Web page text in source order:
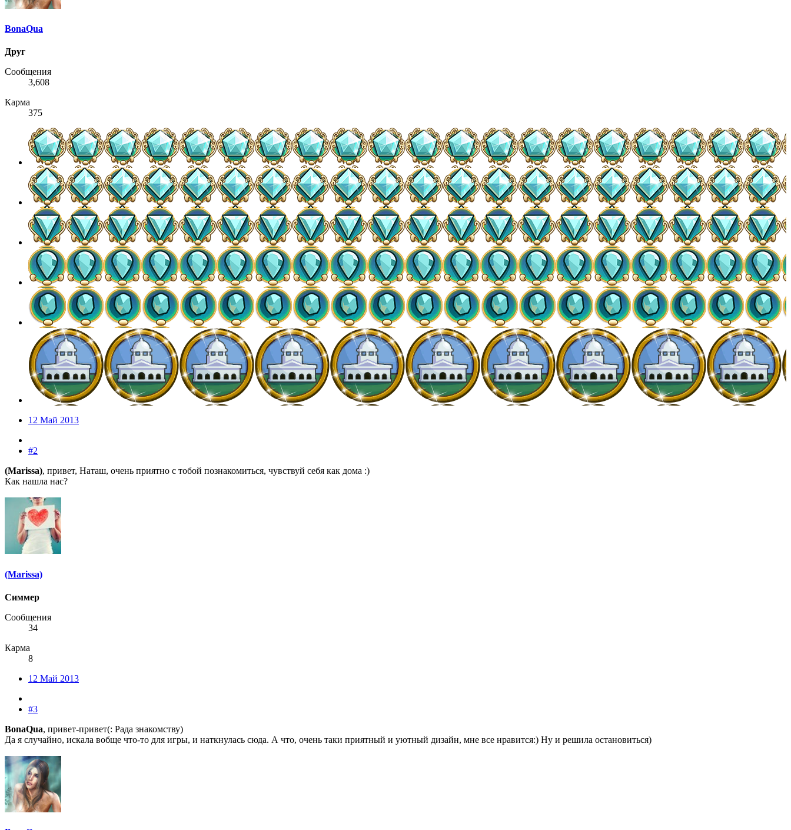
BonaQua
Друг
Сообщения
3,608
Карма
375
12 Май 2013
#2
(Marissa), привет, Наташ, очень приятно с тобой познакомиться, чувствуй себя как дома :)
Как нашла нас?
(Marissa)
Симмер
Сообщения
34
Карма
8
12 Май 2013
#3
BonaQua, привет-привет(: Рада знакомству)
Да я случайно, искала вобще что-то для игры, и наткнулась сюда. А что, очень таки приятный и уютный дизайн, мне все нравится:) Ну и решила остановиться)